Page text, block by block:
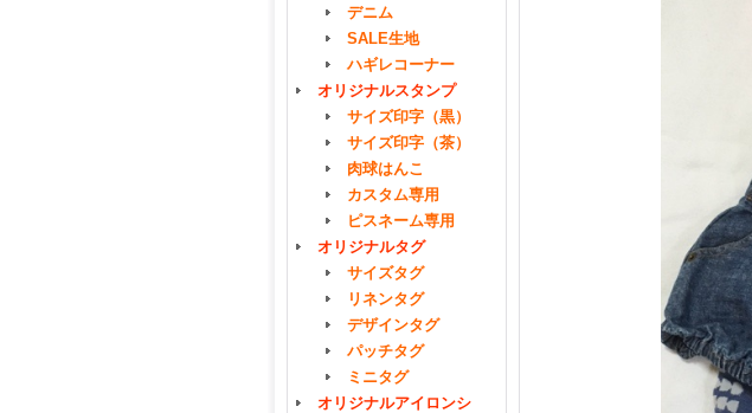
デニム
SALE生地
ハギレコーナー
オリジナルスタンプ
サイズ印字（黒）
サイズ印字（茶）
肉球はんこ
カスタム専用
ピスネーム専用
オリジナルタグ
サイズタグ
リネンタグ
デザインタグ
パッチタグ
ミニタグ
オリジナルアイロンシ